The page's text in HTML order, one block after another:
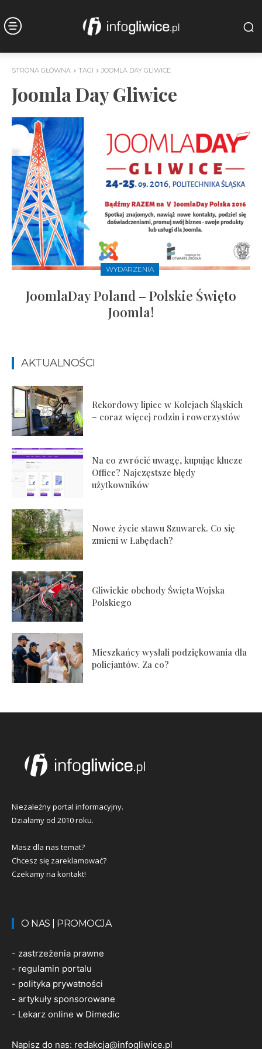
STRONA GŁÓWNA TAGI JOOMLA DAY GLIWICE
Joomla Day Gliwice
WYDARZENIA
JoomlaDay Poland – Polskie Święto
Joomla!
AKTUALNOŚCI
Rekordowy lipiec w Kolejach Śląskich
– coraz więcej rodzin i rowerzystów
Na co zwrócić uwagę, kupując klucze
Office? Najczęstsze błędy
użytkowników
Nowe życie stawu Szuwarek. Co się
zmieni w Łabędach?
Gliwickie obchody Święta Wojska
Polskiego
Mieszkańcy wysłali podziękowania dla
policjantów. Za co?
Niezależny portal informacyjny.
Działamy od 2010 roku.
Masz dla nas temat?
Chcesz się zareklamować?
Czekamy na kontakt!
O NAS | PROMOCJA
- zastrzeżenia prawne
- regulamin portalu
- polityka prywatności
- artykuły sponsorowane
- Lekarz online w Dimedic
Napisz do nas: redakcja@infogliwice.pl